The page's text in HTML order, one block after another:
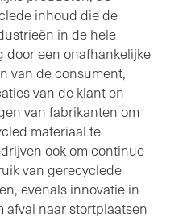
inhoud die de
in de hele
door een onafhankelijke
van de consument,
van de klant en
van fabrikanten om
materiaal te
ook om continue
van gerecyclede
evenals innovatie in
naar stortplaatsen